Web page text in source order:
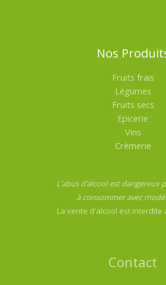
Nos
Fruits frais
Légumes
Fruits secs
Epicerie
Vins
Crèmerie
L’abus d’alcool est dangereux
à consommer avec
La vente d'alcool est interdite
Contact